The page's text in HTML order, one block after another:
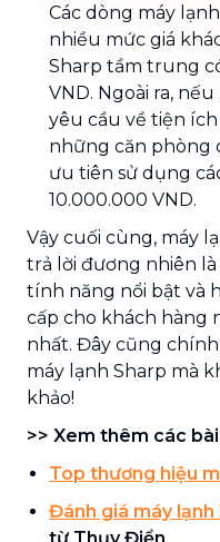
Các dòng máy
nhiều mức giá
Sharp tầm trung
VND. Ngoài ra,
yêu cầu về tiện
những căn phòng
ưu tiên sử dụng
10.000.000 VND.
Vậy cuối cùng, máy
trả lời đương nhiên là
tính năng nổi bật và
cấp cho khách hàng
nhất. Đây cũng
máy lạnh Sharp mà
khảo!
>> Xem thêm các
Top thương hiệu
Đánh giá máy
từ Thụy Điển